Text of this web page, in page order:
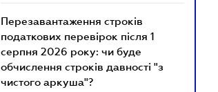
Перезавантаження строків
податкових перевірок після 1
серпня 2026 року: чи буде
обчислення строків давності "з
чистого аркуша"?